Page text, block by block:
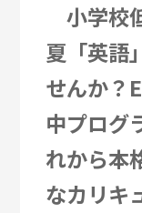
小学校
夏「英語
せんか？
中プログ
れから本
なカリキ